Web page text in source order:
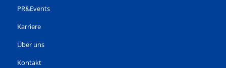
PR&Events
Karriere
Über uns
Kontakt